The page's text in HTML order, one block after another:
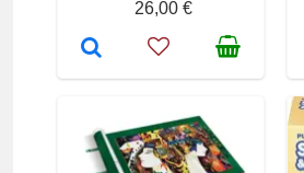
26,00 €